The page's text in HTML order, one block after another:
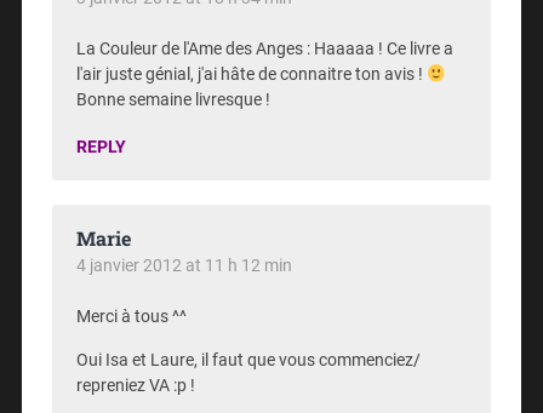
La Couleur de l'Ame des Anges : Haaaaa ! Ce livre a
l'air juste génial, j'ai hâte de connaitre ton avis !
Bonne semaine livresque !
REPLY
Marie
4 janvier 2012 at 11 h 12 min
Merci à tous ^^
Oui Isa et Laure, il faut que vous commenciez/
repreniez VA :p !